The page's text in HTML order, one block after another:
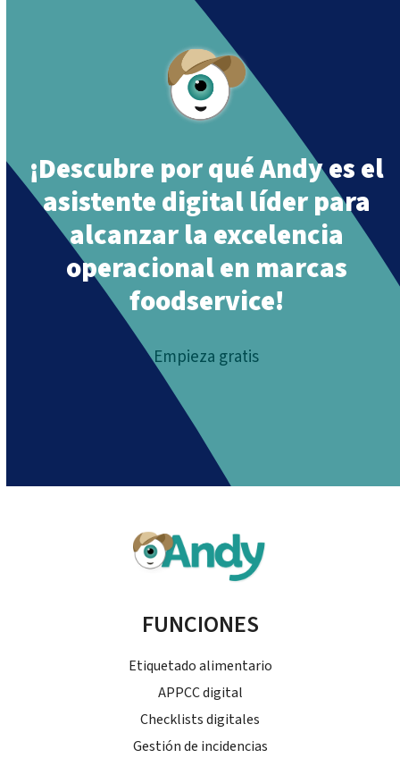
¡Descubre por qué Andy es el
asistente digital líder para
alcanzar la excelencia
operacional en marcas
foodservice!
Empieza gratis
FUNCIONES
Etiquetado alimentario
APPCC digital
Checklists digitales
Gestión de incidencias